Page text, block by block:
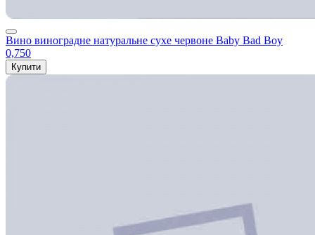
Вино виноградне натуральне сухе червоне Baby Bad Boy
0,750
Купити